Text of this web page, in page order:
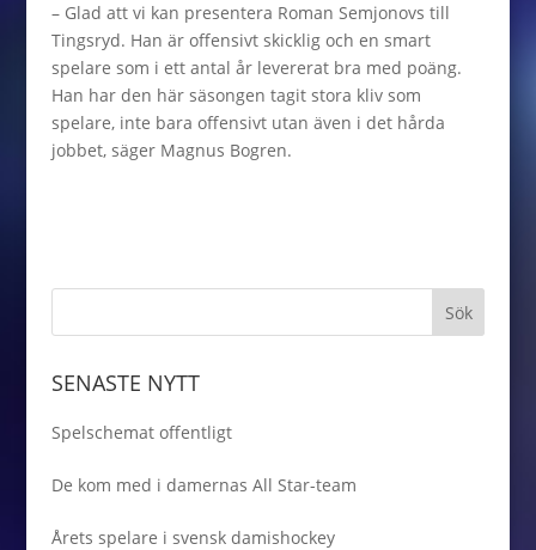
– Glad att vi kan presentera Roman Semjonovs till
Tingsryd. Han är offensivt skicklig och en smart
spelare som i ett antal år levererat bra med poäng.
Han har den här säsongen tagit stora kliv som
spelare, inte bara offensivt utan även i det hårda
jobbet, säger Magnus Bogren.
SENASTE NYTT
Spelschemat offentligt
De kom med i damernas All Star-team
Årets spelare i svensk damishockey